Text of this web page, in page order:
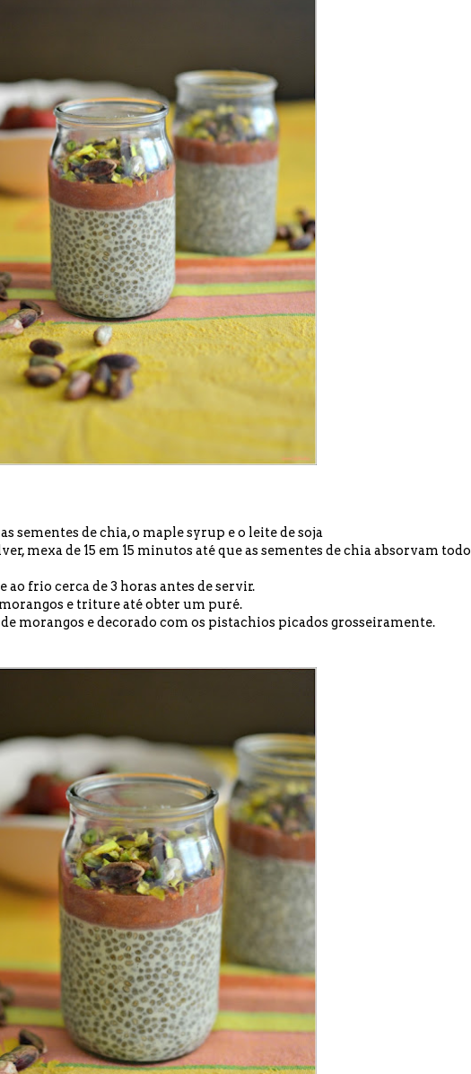
sementes de chia, o maple syrup e o leite de soja
mexa de 15 em 15 minutos até que as sementes de chia absorvam todo
ao frio cerca de 3 horas antes de servir.
e triture até obter um puré.
morangos e decorado com os pistachios picados grosseiramente.